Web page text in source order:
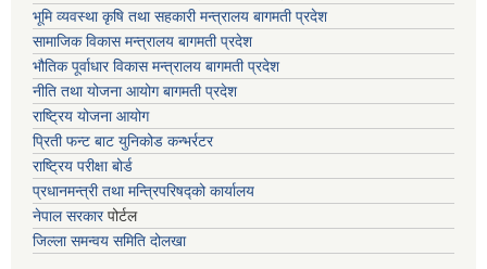
भूमि व्यवस्था कृषि तथा सहकारी मन्त्रालय बागमती प्रदेश
सामाजिक विकास मन्त्रालय बागमती प्रदेश
भौतिक पूर्वाधार विकास मन्त्रालय बागमती प्रदेश
नीति तथा योजना आयोग बागमती प्रदेश
राष्ट्रिय योजना आयोग
प्रिती फन्ट बाट युनिकोड कन्भर्रटर
राष्ट्रिय परीक्षा बोर्ड
प्रधानमन्त्री तथा मन्त्रिपरिषद्को कार्यालय
नेपाल सरकारपोर्टल
जिल्ला समन्वय समिति दोलखा